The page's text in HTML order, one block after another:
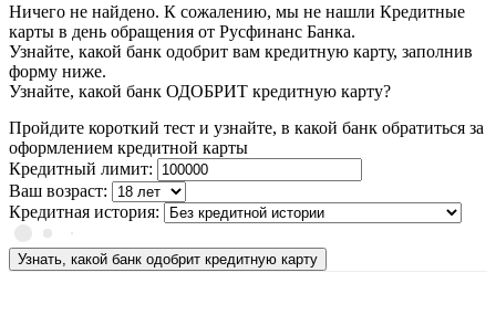
Ничего не найдено. К сожалению, мы не нашли Кредитные
карты в день обращения от Русфинанс Банка.
Узнайте, какой банк одобрит вам кредитную карту, заполнив
форму ниже.
Узнайте, какой банк ОДОБРИТ кредитную карту?
Пройдите короткий тест и узнайте, в какой банк обратиться за
оформлением кредитной карты
Кредитный лимит:
Ваш возраст:
Кредитная история:
Узнать, какой банк одобрит кредитную карту